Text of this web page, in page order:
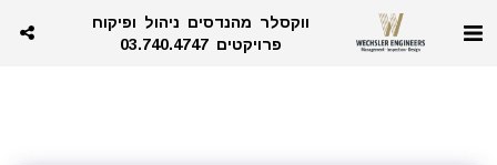
ווקסלר מהנדסים ניהול ופיקוח
פרויקטים 03.740.4747